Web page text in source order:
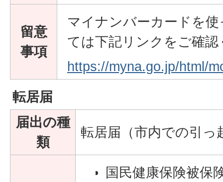
留意
事項
マイナンバーカードを
ては下記リンクをご確
https://myna.go.jp/html/
転居届
届出の種
類
転居届（市内での引っ
国民健康保険被保